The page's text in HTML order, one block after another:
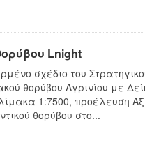
Lnight
σχέδιο του
θορύβου Αγρινίου με
1:7500, προέλευση
θορύβου στο...